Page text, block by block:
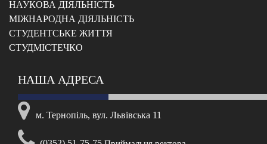
НАУКОВА ДІЯЛЬНІСТЬ
МІЖНАРОДНА ДІЯЛЬНІСТЬ
CТУДЕНТСЬКЕ ЖИТТЯ
CТУДМІСТЕЧКО
НАША АДРЕСА
м. Тернопіль, вул. Львівська 11